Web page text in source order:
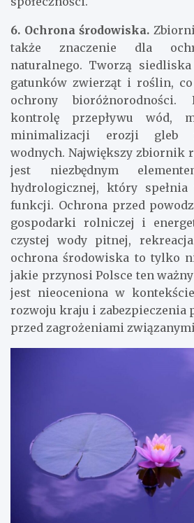
6. Ochrona środowiska.
także znaczenie dla
naturalnego. Tworzą
gatunków zwierząt i roślin,
ochrony bioróżnorodności.
kontrolę przepływu wód,
minimalizacji erozji gleb i
wodnych. Największy zbiornik
jest niezbędnym
hydrologicznej, który
funkcji. Ochrona przed
gospodarki rolniczej i
czystej wody pitnej,
ochrona środowiska to tylko
jakie przynosi Polsce ten
jest nieoceniona w
rozwoju kraju i zabezpieczenia
przed zagrożeniami